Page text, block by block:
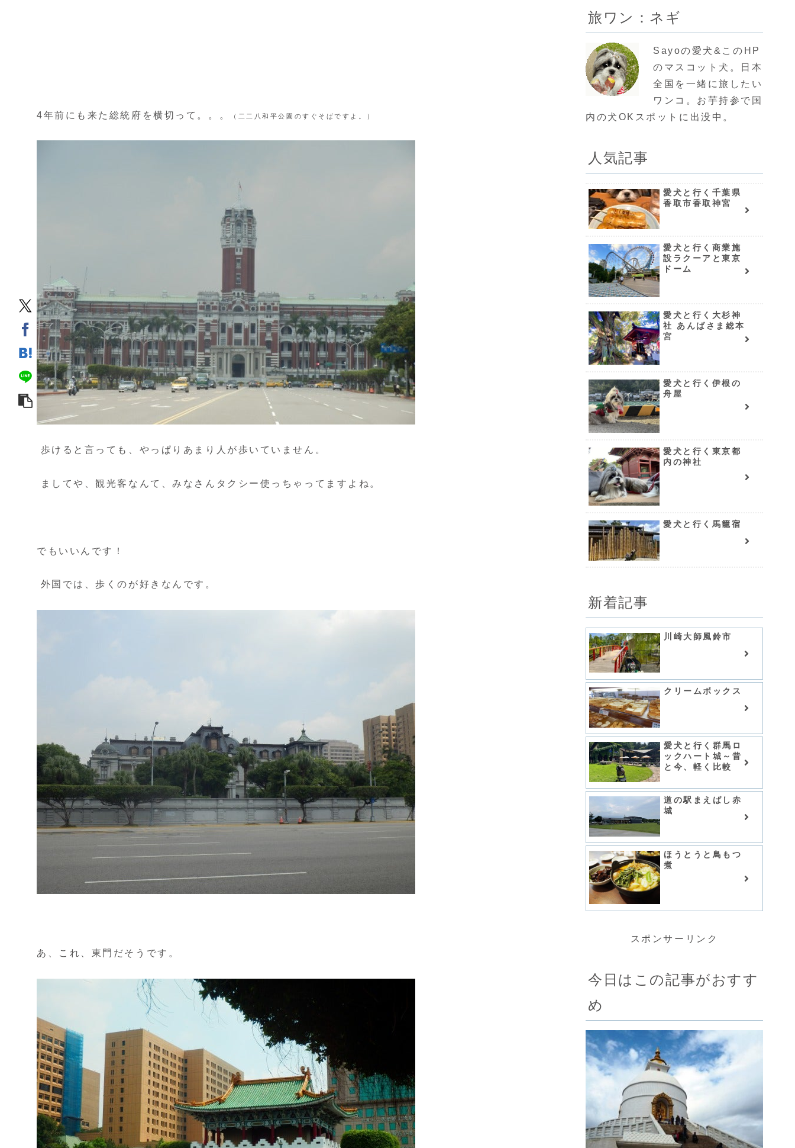
4年前にも来た総統府を横切って。。。 （二二八和平公園のすぐそばですよ。）
歩けると言っても、やっぱりあまり人が歩いていません。
ましてや、観光客なんて、みなさんタクシー使っちゃってますよね。
でもいいんです！
外国では、歩くのが好きなんです。
あ、これ、東門だそうです。
旅ワン：ネギ
Sayoの愛犬&このHP
のマスコット犬。日本
全国を一緒に旅したい
ワンコ。お芋持参で国
内の犬OKスポットに出没中。
人気記事
愛犬と行く千葉県
香取市香取神宮
愛犬と行く商業施
設ラクーアと東京
ドーム
愛犬と行く大杉神
社 あんばさま総本
宮
愛犬と行く伊根の
舟屋
愛犬と行く東京都
内の神社
愛犬と行く馬籠宿
新着記事
川崎大師風鈴市
クリームボックス
愛犬と行く群馬ロ
ックハート城～昔
と今、軽く比較
道の駅まえばし赤
城
ほうとうと鳥もつ
煮
スポンサーリンク
今日はこの記事がおすす
め